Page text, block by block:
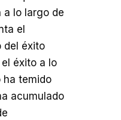
a lo largo de
el
del éxito
éxito a lo
ha temido
acumulado